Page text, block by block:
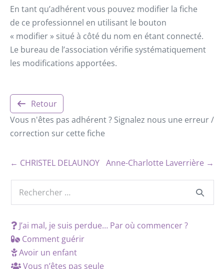
En tant qu’adhérent vous pouvez modifier la fiche
de ce professionnel en utilisant le bouton
« modifier » situé à côté du nom en étant connecté.
Le bureau de l’association vérifie systématiquement
les modifications apportées.
Retour
Vous n'êtes pas adhérent ? Signalez nous une erreur /
correction sur cette fiche
← CHRISTEL DELAUNOY Anne-Charlotte Laverrière →
J’ai mal, je suis perdue… Par où commencer ?
Comment guérir
Avoir un enfant
Vous n’êtes pas seule